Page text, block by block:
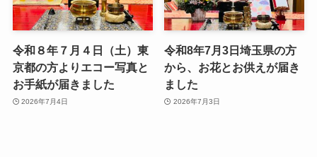
令和８年７月４日（土）東
京都の方よりエコー写真と
お手紙が届きました
2026年7月4日
令和8年7月3日埼玉県の方
から、お花とお供えが届き
ました
2026年7月3日